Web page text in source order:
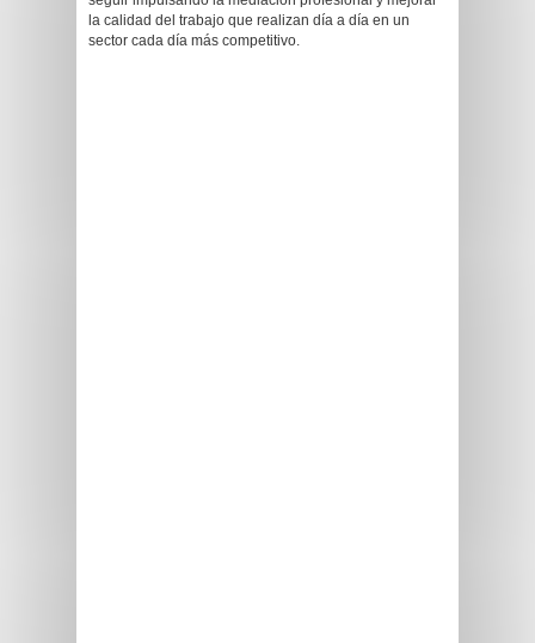
la calidad del trabajo que realizan día a día en un
sector cada día más competitivo.